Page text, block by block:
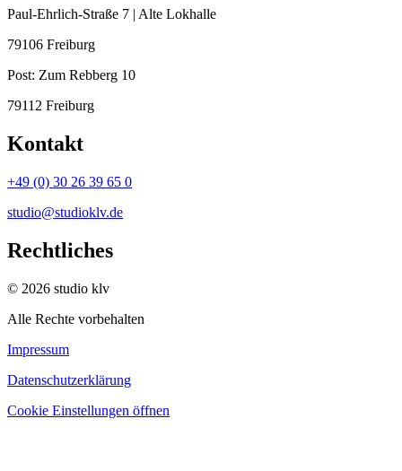
Paul-Ehrlich-Straße 7 | Alte Lokhalle
79106 Freiburg
Post: Zum Rebberg 10
79112 Freiburg
Kontakt
+49 (0) 30 26 39 65 0
studio@studioklv.de
Rechtliches
© 2026 studio klv
Alle Rechte vorbehalten
Impressum
Datenschutzerklärung
Cookie Einstellungen öffnen